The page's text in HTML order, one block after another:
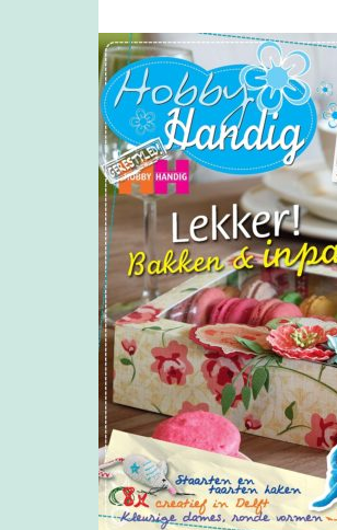
Creëer Magazine archief
HobbyHandig archief